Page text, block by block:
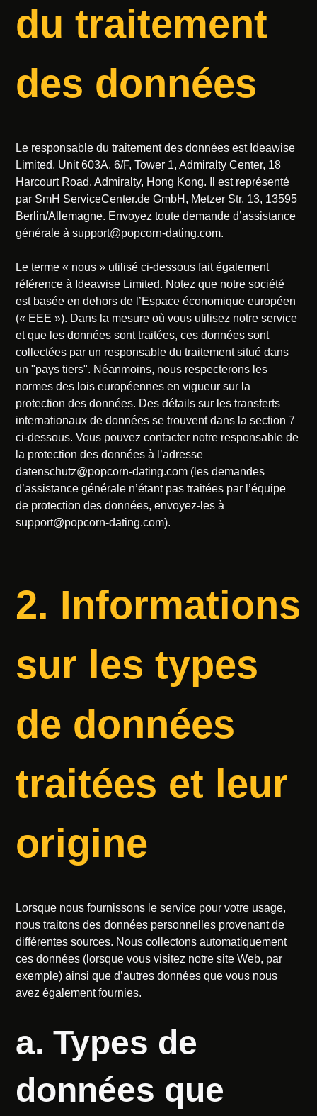
du traitement
des données
Le responsable du traitement des données est Ideawise
Limited, Unit 603A, 6/F, Tower 1, Admiralty Center, 18
Harcourt Road, Admiralty, Hong Kong. Il est représenté
par SmH ServiceCenter.de GmbH, Metzer Str. 13, 13595
Berlin/Allemagne. Envoyez toute demande d’assistance
générale àsupport@popcorn-dating.com.
Le terme « nous » utilisé ci-dessous fait également
référence à Ideawise Limited. Notez que notre société
est basée en dehors de l’Espace économique européen
(« EEE »). Dans la mesure où vous utilisez notre service
et que les données sont traitées, ces données sont
collectées par un responsable du traitement situé dans
un "pays tiers". Néanmoins, nous respecterons les
normes des lois européennes en vigueur sur la
protection des données. Des détails sur les transferts
internationaux de données se trouvent dans la section 7
ci-dessous. Vous pouvez contacter notre responsable de
la protection des données à l’adresse
datenschutz@popcorn-dating.com (les demandes
d’assistance générale n’étant pas traitées par l’équipe
de protection des données, envoyez-les à
support@popcorn-dating.com).
2. Informations
sur les types
de données
traitées et leur
origine
Lorsque nous fournissons le service pour votre usage,
nous traitons des données personnelles provenant de
différentes sources. Nous collectons automatiquement
ces données (lorsque vous visitez notre site Web, par
exemple) ainsi que d’autres données que vous nous
avez également fournies.
a. Types de
données que